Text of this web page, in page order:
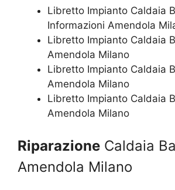
Libretto Impianto Caldaia
Informazioni Amendola
Libretto Impianto Caldaia
Amendola Milano
Libretto Impianto Caldaia
Amendola Milano
Libretto Impianto Caldaia
Amendola Milano
Riparazione Caldaia
Amendola Milano